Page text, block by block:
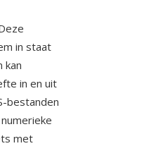
in staat
kan
in en uit
bestanden
met